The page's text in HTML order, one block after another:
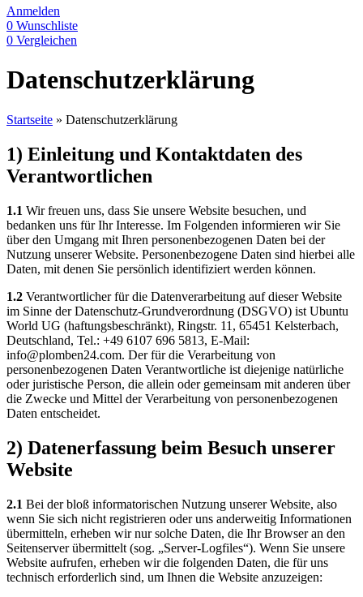
Anmelden
0 Wunschliste
0 Vergleichen
Datenschutzerklärung
Startseite » Datenschutzerklärung
1) Einleitung und Kontaktdaten des
Verantwortlichen
1.1 Wir freuen uns, dass Sie unsere Website besuchen, und
bedanken uns für Ihr Interesse. Im Folgenden informieren wir Sie
über den Umgang mit Ihren personenbezogenen Daten bei der
Nutzung unserer Website. Personenbezogene Daten sind hierbei alle
Daten, mit denen Sie persönlich identifiziert werden können.
1.2 Verantwortlicher für die Datenverarbeitung auf dieser Website
im Sinne der Datenschutz-Grundverordnung (DSGVO) ist Ubuntu
World UG (haftungsbeschränkt), Ringstr. 11, 65451 Kelsterbach,
Deutschland, Tel.: +49 6107 696 5813, E-Mail:
info@plomben24.com. Der für die Verarbeitung von
personenbezogenen Daten Verantwortliche ist diejenige natürliche
oder juristische Person, die allein oder gemeinsam mit anderen über
die Zwecke und Mittel der Verarbeitung von personenbezogenen
Daten entscheidet.
2) Datenerfassung beim Besuch unserer
Website
2.1 Bei der bloß informatorischen Nutzung unserer Website, also
wenn Sie sich nicht registrieren oder uns anderweitig Informationen
übermitteln, erheben wir nur solche Daten, die Ihr Browser an den
Seitenserver übermittelt (sog. „Server-Logfiles“). Wenn Sie unsere
Website aufrufen, erheben wir die folgenden Daten, die für uns
technisch erforderlich sind, um Ihnen die Website anzuzeigen: